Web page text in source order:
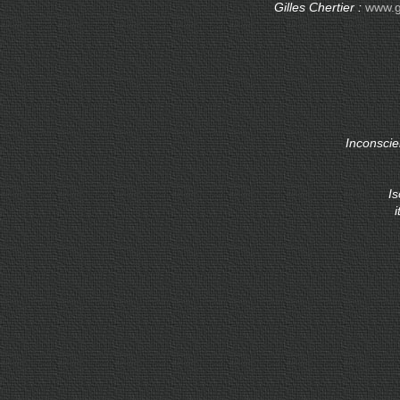
Gilles Chertier :